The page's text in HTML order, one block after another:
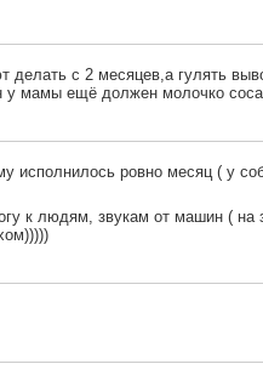
делать с 2 месяцев,а гулять
у мамы ещё должен молочко
исполнилось ровно месяц ( у
к людям, звукам от машин ( на